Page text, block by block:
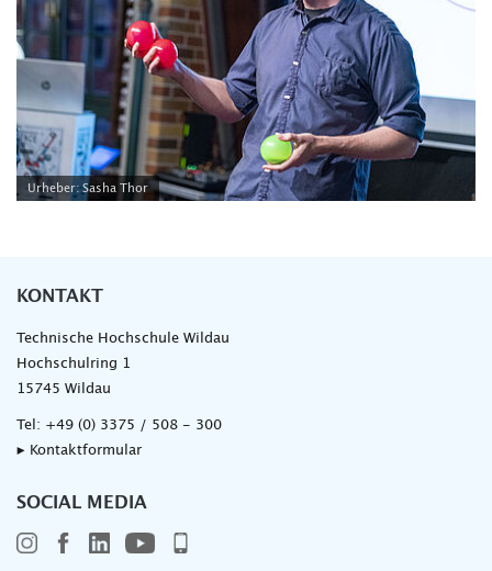
Urheber: Sasha Thor
KONTAKT
Technische Hochschule Wildau
Hochschulring 1
15745 Wildau
Tel: +49 (0) 3375 / 508 - 300
▸ Kontaktformular
SOCIAL MEDIA